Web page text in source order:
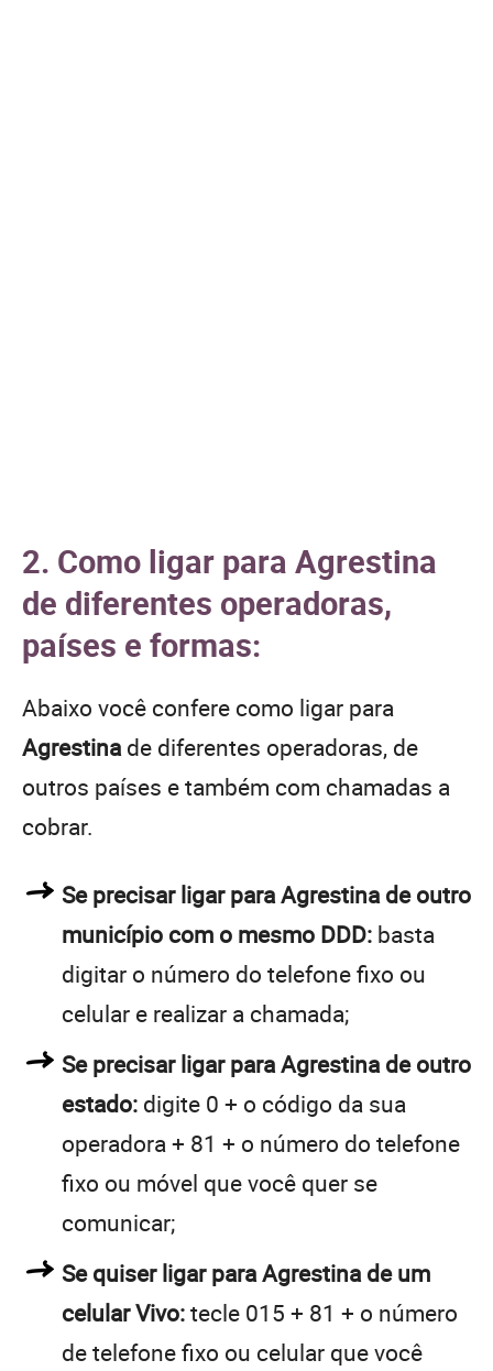
2. Como ligar para Agrestina
de diferentes operadoras,
países e formas:
Abaixo você confere como ligar para
Agrestina de diferentes operadoras, de
outros países e também com chamadas a
cobrar.
Se precisar ligar para Agrestina de outro
município com o mesmo DDD: basta
digitar o número do telefone fixo ou
celular e realizar a chamada;
Se precisar ligar para Agrestina de outro
estado: digite 0 + o código da sua
operadora + 81 + o número do telefone
fixo ou móvel que você quer se
comunicar;
Se quiser ligar para Agrestina de um
celular Vivo:tecle 015 + 81 + o número
de telefone fixo ou celular que você